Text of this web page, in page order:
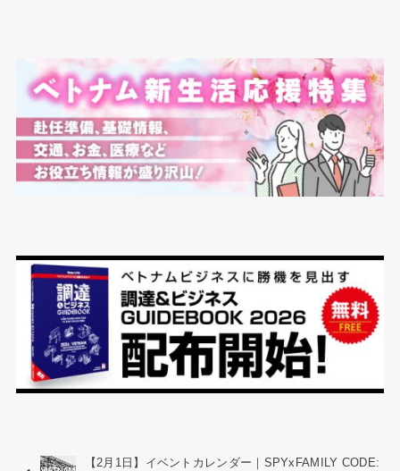
【2月1日】イベントカレンダー｜SPYxFAMILY CODE: